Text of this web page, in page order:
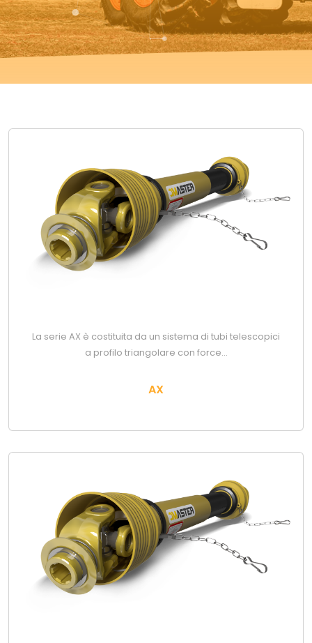
La serie AX è costituita da un sistema di tubi telescopici
a profilo triangolare con force...
AX